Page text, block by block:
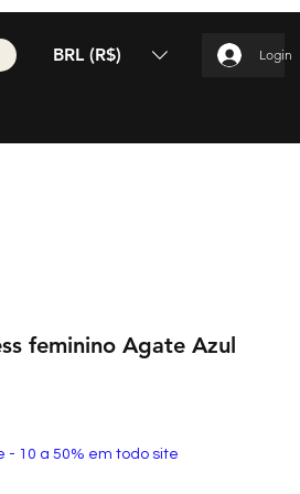
BRL (R$) Login
feminino Agate Azul
- 10 a 50% em todo site